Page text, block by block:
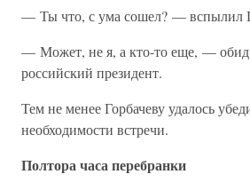
— Ты что, с ума сошел? — вспылил
— Может, не я, а кто-то еще, —
российский президент.
Тем не менее Горбачеву удалось
необходимости встречи.
Полтора часа перебранки